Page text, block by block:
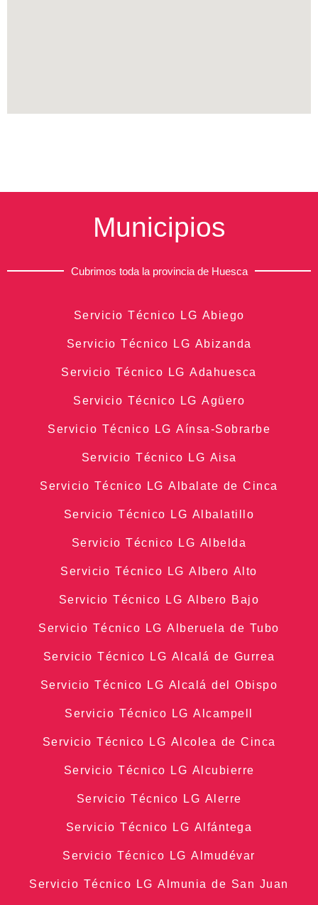
Municipios
Cubrimos toda la provincia de Huesca
Servicio Técnico LG Abiego
Servicio Técnico LG Abizanda
Servicio Técnico LG Adahuesca
Servicio Técnico LG Agüero
Servicio Técnico LG Aínsa-Sobrarbe
Servicio Técnico LG Aisa
Servicio Técnico LG Albalate de Cinca
Servicio Técnico LG Albalatillo
Servicio Técnico LG Albelda
Servicio Técnico LG Albero Alto
Servicio Técnico LG Albero Bajo
Servicio Técnico LG Alberuela de Tubo
Servicio Técnico LG Alcalá de Gurrea
Servicio Técnico LG Alcalá del Obispo
Servicio Técnico LG Alcampell
Servicio Técnico LG Alcolea de Cinca
Servicio Técnico LG Alcubierre
Servicio Técnico LG Alerre
Servicio Técnico LG Alfántega
Servicio Técnico LG Almudévar
Servicio Técnico LG Almunia de San Juan